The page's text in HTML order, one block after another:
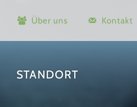
Über uns Kontakt
STANDORT